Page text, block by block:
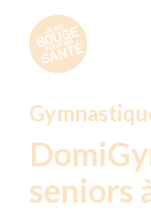
seniors